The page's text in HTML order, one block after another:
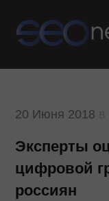
20 Июня 2018
Эксперты
цифровой
россиян